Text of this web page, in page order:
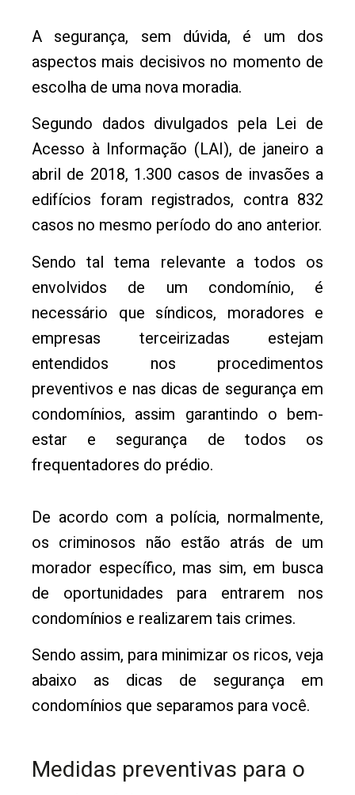
A segurança, sem dúvida, é um dos
aspectos mais decisivos no momento de
escolha de uma nova moradia.
Segundo dados divulgados pela Lei de
Acesso à Informação (LAI), de janeiro a
abril de 2018, 1.300 casos de invasões a
edifícios foram registrados, contra 832
casos no mesmo período do ano anterior.
Sendo tal tema relevante a todos os
envolvidos de um condomínio, é
necessário que síndicos, moradores e
empresas terceirizadas estejam
entendidos nos procedimentos
preventivos e nas dicas de segurança em
condomínios, assim garantindo o bem-
estar e segurança de todos os
frequentadores do prédio.
De acordo com a polícia, normalmente,
os criminosos não estão atrás de um
morador específico, mas sim, em busca
de oportunidades para entrarem nos
condomínios e realizarem tais crimes.
Sendo assim, para minimizar os ricos, veja
abaixo as dicas de segurança em
condomínios que separamos para você.
Medidas preventivas para o